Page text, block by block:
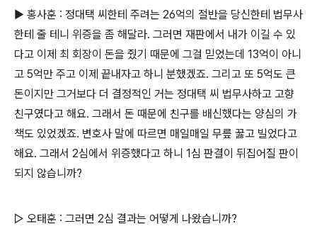
▶ 홍사훈 : 정대택 씨한테 주려는 26억의 절반을 당신한테 법무사
한테 줄 테니 위증을 좀 해달라. 그러면 재판에서 내가 이길 수 있
다고 이제 최 회장이 돈을 줬기 때문에 그걸 믿었는데 13억이 아니
고 5억만 주고 이제 끝내자고 하니 분했겠죠. 그리고 또 5억도 큰
돈이지만 그거보다 더 결정적인 거는 정대택 씨 법무사하고 고향
친구였다고 해요. 그래서 돈 때문에 친구를 배신했다는 양심의 가
책도 있었겠죠. 변호사 말에 따르면 매일매일 무릎 꿇고 빌었다고
해요. 그래서 2심에서 위증했다고 하니 1심 판결이 뒤집어질 판이
되지 않습니까?
▷ 오태훈 : 그러면 2심 결과는 어떻게 나왔습니까?